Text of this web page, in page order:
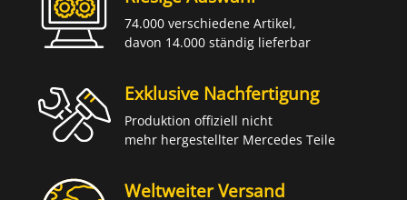
74.000 verschiedene Artikel,
davon 14.000 ständig lieferbar
Exklusive Nachfertigung
Produktion offiziell nicht
mehr hergestellter Mercedes Teile
Weltweiter Versand